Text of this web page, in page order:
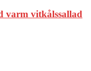
varm vitkålssallad